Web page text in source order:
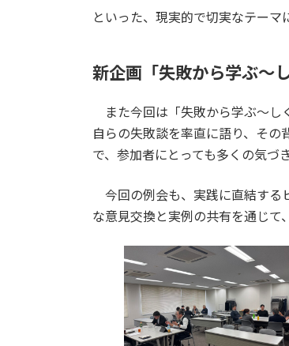
といった、現実的で切実なテーマ
新企画「失敗から学ぶ〜
また今回は「失敗から学ぶ〜し
自らの失敗談を率直に語り、その
で、参加者にとっても多くの気づ
今回の例会も、実践に直結する
な意見交換と実例の共有を通じて